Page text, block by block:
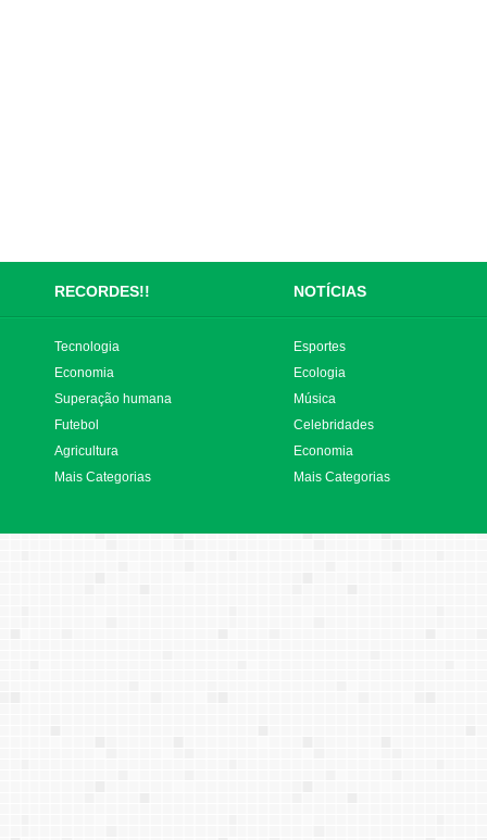
RECORDES!! NOTÍCIAS
Tecnologia
Economia
Superação humana
Futebol
Agricultura
Mais Categorias
Esportes
Ecologia
Música
Celebridades
Economia
Mais Categorias